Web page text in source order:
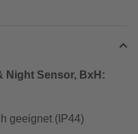
Night Sensor, BxH:
geeignet (IP44)